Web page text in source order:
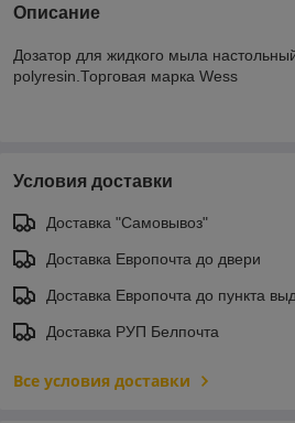
Описание
Дозатор для жидкого мыла
polyresin.Торговая марка Wess
Условия доставки
Доставка "Самовывоз"
Доставка Европочта до двери
Доставка Европочта до пункта
Доставка РУП Белпочта
Все условия доставки